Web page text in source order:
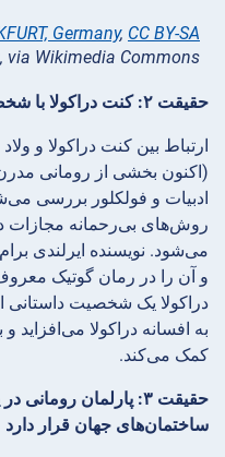
Germany, CC BY-SA
, via Wikimedia Commons
حقیقت ۲: کنت دراکولا با شخصیت تاریخی ولاد سوم مرتبط است
ارتباط بین کنت دراکولا و
(اکنون بخشی از رومانی
ادبیات و فولکلور بررسی
روش‌های بی‌رحمانه مجازات
می‌شود. نویسنده ایرلندی
و آن را در رمان گوتیک
دراکولا یک شخصیت داستانی
به افسانه دراکولا
کمک می‌کند.
حقیقت ۳: پارلمان
ساختمان‌های جهان قرار دارد